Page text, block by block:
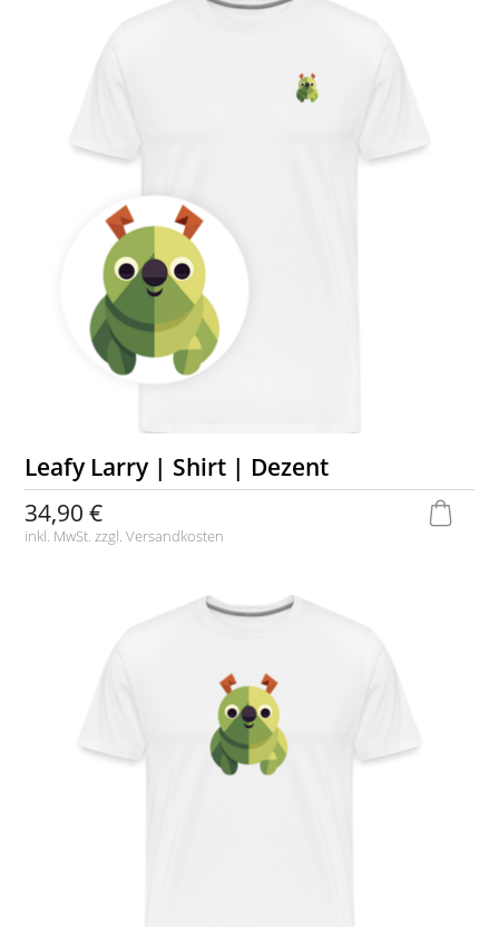
Leafy Larry | Shirt | Dezent
34,90 €
inkl. MwSt. zzgl.Versandkosten